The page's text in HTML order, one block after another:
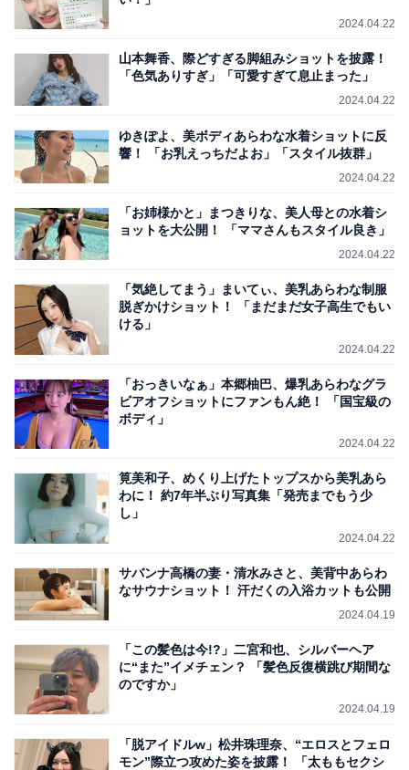
2024.04.22
山本舞香、際どすぎる脚組みショットを披露！
「色気ありすぎ」「可愛すぎて息止まった」
2024.04.22
ゆきぽよ、美ボディあらわな水着ショットに反
響！ 「お乳えっちだよお」「スタイル抜群」
2024.04.22
「お姉様かと」まつきりな、美人母との水着シ
ョットを大公開！ 「ママさんもスタイル良き」
2024.04.22
「気絶してまう」まいてぃ、美乳あらわな制服
脱ぎかけショット！ 「まだまだ女子高生でもい
ける」
2024.04.22
「おっきいなぁ」本郷柚巴、爆乳あらわなグラ
ビアオフショットにファンもん絶！ 「国宝級の
ボディ」
2024.04.22
筧美和子、めくり上げたトップスから美乳あら
わに！ 約7年半ぶり写真集「発売までもう少
し」
2024.04.22
サバンナ高橋の妻・清水みさと、美背中あらわ
なサウナショット！ 汗だくの入浴カットも公開
2024.04.19
「この髪色は今!?」二宮和也、シルバーヘア
に“また”イメチェン？ 「髪色反復横跳び期間な
のですか」
2024.04.19
「脱アイドルw」松井珠理奈、“エロスとフェロ
モン”際立つ攻めた姿を披露！ 「太ももセクシ